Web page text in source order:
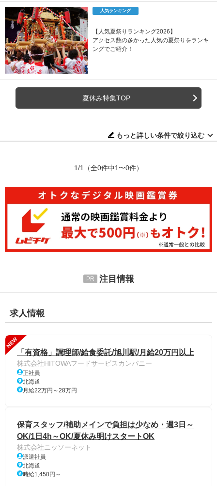
人気ランキング
【人気夏祭りランキング2026】
アクセス数の多かった人気の夏祭りをランキ
ングでご紹介！
夏休み特集TOP
もっと詳しい条件で絞り込む
1/1 （全0件中1〜0件）
注目情報
求人情報
NEW
「有資格」調理師/給食委託/旭川駅/月給20万円以上
株式会社HITOWAフードサービスカンパニー
正社員
北海道
月給22万円～28万円
保育スタッフ/補助メインで負担は少なめ・週3日～
OK/1日4h～OK/夏休み明けスタートOK
株式会社ニッソーネット
派遣社員
北海道
時給1,450円～